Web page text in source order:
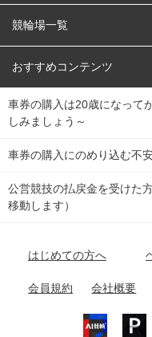
オートレース
競輪くじ
Dokanto!
チャリロトプラザ
レース予想
レース結果
キャリーオーバー一覧
競輪場一覧
北日本 函館競輪場
関
東
弥彦競輪場 前橋競
関
東
小田原競輪場
名古屋競輪場 岐
富山競輪場 松阪競
福井競輪場 奈良
おすすめコンテンツ
競輪選手情報
Perfecta Navi
netkeirin
車券の購入は20歳になっ
しみましょう～
車券の購入にのめり込む不
公営競技の払戻金を受けた
移動します）
はじめての方へ
会員規約 会社概要